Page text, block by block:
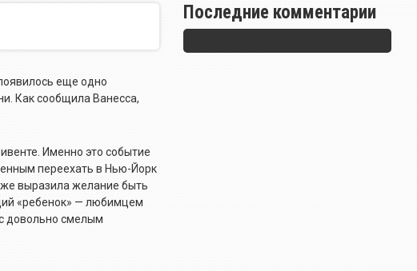
еще одно
Как сообщила Ванесса,
Именно это событие
переехать в Нью-Йорк
выразила желание быть
«ребенок» — любимцем
довольно смелым
Последние комментарии